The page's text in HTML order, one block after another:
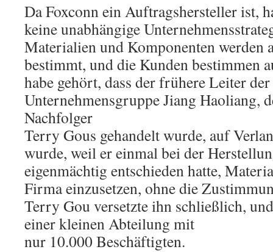
Da Foxconn ein Auftragshersteller ist,
keine unabhängige
Materialien und Komponenten werden
bestimmt, und die Kunden bestimmen
habe gehört, dass der frühere Leiter
Unternehmensgruppe Jiang Haoliang,
Nachfolger
Terry Gous gehandelt wurde, auf
wurde, weil er einmal bei der
eigenmächtig entschieden hatte,
Firma einzusetzen, ohne die
Terry Gou versetzte ihn schließlich,
einer kleinen Abteilung mit
nur 10.000 Beschäftigten.